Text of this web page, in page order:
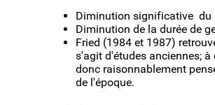
Diminution significative du
Diminution de la durée de
Fried (1984 et 1987)
s'agit d'études anciennes;
donc raisonnablement
de l'époque.